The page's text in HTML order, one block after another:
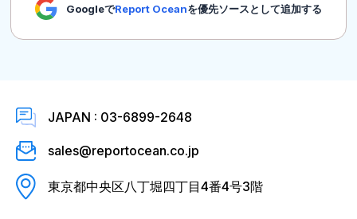
GoogleでReport Oceanを優先ソースとして追加する
JAPAN : 03-6899-2648
sales@reportocean.co.jp
東京都中央区八丁堀四丁目4番4号3階